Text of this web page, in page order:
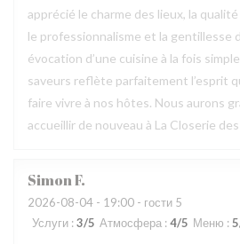
apprécié le charme des lieux, la
le professionnalisme et la gentillesse
évocation d’une cuisine à la fois
saveurs reflète parfaitement l’esprit
faire vivre à nos hôtes. Nous aurons
accueillir de nouveau à La Closerie des
SimonF
2026-08-04 - 19:00 - гости 5
Услуги : 3/5 Атмосфера : 4/5 Меню : 5